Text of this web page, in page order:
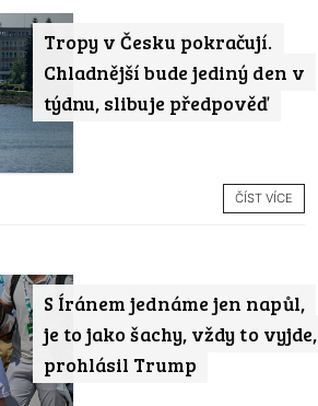
Tropy v Česku pokračují.
Chladnější bude jediný den v
týdnu, slibuje předpověď
ČÍST VÍCE
S Íránem jednáme jen napůl,
je to jako šachy, vždy to vyjde,
prohlásil Trump